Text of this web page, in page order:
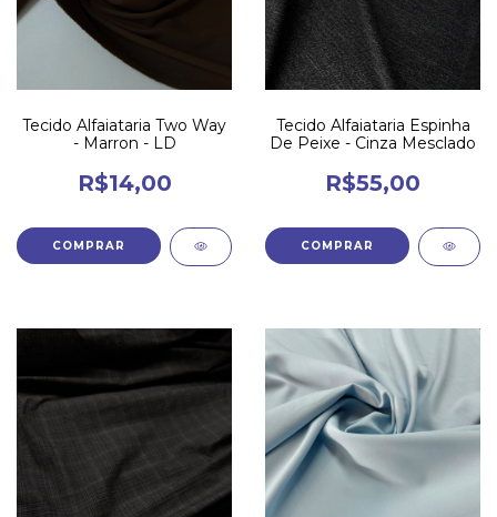
Tecido Alfaiataria Two Way
- Marron - LD
R$14,00
Tecido Alfaiataria Espinha
De Peixe - Cinza Mesclado
R$55,00